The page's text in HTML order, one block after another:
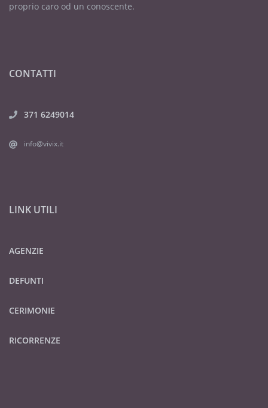
proprio caro od un conoscente.
CONTATTI
371 6249014
info@vivix.it
LINK UTILI
AGENZIE
DEFUNTI
CERIMONIE
RICORRENZE